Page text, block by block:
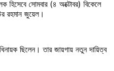
হিসেবে সোমবার (৪ অক্টোবর) বিকেলে
রহমান জুয়েল।
ছিলেন। তার জায়গায় নতুন দায়িত্ব